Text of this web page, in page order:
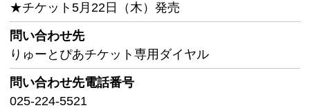
★チケット5月22日（木）発売
問い合わせ先
りゅーとぴあチケット専用ダイヤル
問い合わせ先電話番号
025-224-5521